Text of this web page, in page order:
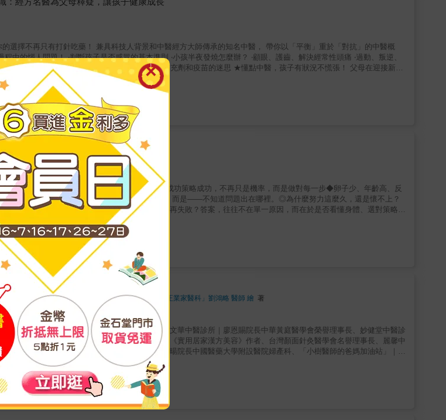
有一個寶寶的妳和你！
中醫經方大師傳承的知名中醫， 帶你以「平衡」重於「對抗」的中醫概
夜發燒怎麼辦？ ‧顧眼、護齒、解決經常性頭痛 ‧過動、叛逆、
的聰明才智？ ‧關於乳製品、營養補充劑和疫苗的迷思 ★懂點中醫，孩子有狀況不慌張！ 父母在迎接新生
學藥劑來養育孩子。 從事臨床醫學多年來，不斷有病人及家屬希望李宗恩醫師告訴他們一些養
醫師在網路上寫了一系列相關文章，受到許多讀者喜愛。現在，應讀者要求，他重新增訂、擴寫，終於將這一系列文章
喘、過敏、功課壓力、憂鬱、拉肚子、便秘、青春期、月經、運動傷害、沉迷手機及電玩等，孩子成長過程中常見的身心
、乳製品等父母經常遇到的疑問與兩難，作者都以邏輯嚴謹卻淺顯易懂的文字，說明狀況成因及解決方案，提供全方位的
了日常中為孩子保健、調體質、解決小病小痛外，在帶孩子去
念，提升看病效率，縮短孩子痛苦的時間。 除此之外，作者也綜合許多真實案例及自身教養經驗，分
，希望對爸爸媽媽有所幫助，因為面對孩子的身心問題，最好的藥方往往是父母改變自己的行為及教養方式。 跟著經
方位守護孩子健康成長。 名人推薦 ★《未來Family》總編輯張德齡心有所感推薦： 「這本《養
家長平常會遇到的所有孩子健康相關問題，從感冒、過敏、食欲、長高、過動、不專心等等，甚至到青春期的叛逆，中
的爸媽來說，簡直就是一大福音！健康是全方位的，包括身體、心靈、正向的關係與情感，期待透過這本書，為家庭帶
&
析難孕的原因與成功關鍵不孕原因 × 療程選擇 × 成功策略成功，不再只是機率，而是做對每一步◆卵子少、年齡高、反
？ 在不孕診門診哩，最常出現的不是「沒有希望」而是——不知道問題出在哪裡。◎為什麼努力這麼久，還是懷不上？
沒有好消息？◎為什麼做了試管嬰兒療程總是一再失敗？答案，往往不在單一原因，而在於是否看懂身體、選對策略，
。◆眾多難孕家庭口中的「臺北包生公」，胡玉銘醫師親授好孕關鍵深耕生殖醫學超過35年，透過實際案例的故事分
療技術，系統性解析不孕原因、檢查方法與療程選擇，為每一位關心生育力的你，提供從評估到成功懷孕的關鍵決策思
驗，完整公開從反覆失敗到成功關鍵，拆解真正影響懷孕結果的核心因素◎用白話講懂生殖醫學從檢查項目到報告判
信心做決定◎從策略思考，而非單一療程不只告訴你「做什麼治療」，更教你如何選擇，走向成功◎結合科學與判斷力讓
，而是有專業撐腰的圓夢之路◎高齡與難孕族群適用針對卵子少、年齡高、反覆失敗者，提供可行的突破方法
）
喬 醫師 勝利中醫診所️ 院長 柯莉文 醫師 合著 「不務正業家醫科」劉鴻略 醫師 繪 著
安中醫診所｜陳祈宏院長中國醫藥大學中醫博士、文華中醫診所｜廖恩賜院長中華黃庭醫學會榮譽理事長、妙健堂中醫診
正骨醫學會理事長、瀚聲中醫診所｜黃建魁院長《實用居家漢方美容》作者、台灣顏面針灸醫學會名譽理事長、麗馨中
吸管有氧治百病》作者、氧樂多牙醫診所｜趙哲暘院長中國醫藥大學附設醫院婦產科、「小樹醫師的爸媽加油站」｜陳
從產前觀念迷思到產後康復調理，最完整的孕期前、中、後護理保健知識全收錄！迎接新生命的事，讓我們來幫您！當了
憊和體態走樣劃上等號！產後的身體總有說不完的煩惱：骨盆歪斜、腰痠背痛、關節不適、漏尿、手麻腳麻，還有褲子
力不濟、氣色不佳等問題接踵而來。許多媽媽以為這些都是產後必經過程，只能等待身體自行恢復，但事實上，只要掌
就能有效改善，找回健康與自信。本書結合中西醫觀點、中醫整復知識與臨床經驗，從孕期準備、產後修復到體質調養，
種問題。內容深入探討近年熱門的「喬骨盆」觀念與常見迷思，說明骨盆、脊椎及各類關節問題與產後疼痛之間的關聯，